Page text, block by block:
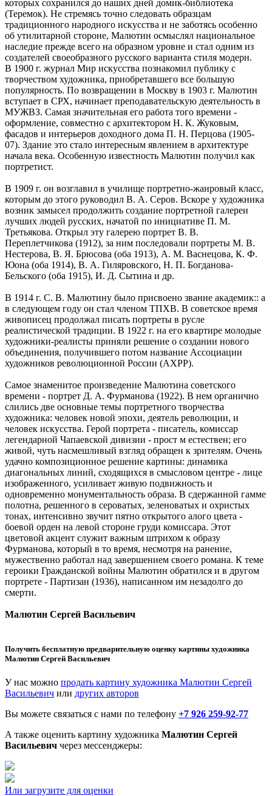
которых сохранился до наших дней домик-библиотека
(Теремок). Не стремясь точно следовать образцам
традиционного народного искусства и не заботясь особенно
об утилитарной стороне, Малютин осмыслял национальное
наследие прежде всего на образном уровне и стал одним из
создателей своеобразного русского варианта стиля модерн.
В 1900 г. журнал Мир искусства познакомил публику с
творчеством художника, приобретавшего все большую
популярность. По возвращении в Москву в 1903 г. Малютин
вступает в СРХ, начинает преподавательскую деятельность в
МУЖВЗ. Самая значительная его работа того времени -
оформление, совместно с архитектором Н. К. Жуковым,
фасадов и интерьеров доходного дома П. Н. Перцова (1905-
07). Здание это стало интересным явлением в архитектуре
начала века. Особенную известность Малютин получил как
портретист.
В 1909 г. он возглавил в училище портретно-жанровый класс,
которым до этого руководил В. А. Серов. Вскоре у художника
возник замысел продолжить создание портретной галереи
лучших людей русских, начатой по инициативе П. М.
Третьякова. Открыл эту галерею портрет В. В.
Переплетчикова (1912), за ним последовали портреты М. В.
Нестерова, В. Я. Брюсова (оба 1913), А. М. Васнецова, К. Ф.
Юона (оба 1914), В. А. Гиляровского, Н. П. Богданова-
Бельского (оба 1915), И. Д. Сытина и др.
В 1914 г. С. В. Малютину было присвоено звание академик:: а
в следующем году он стал членом ТПХВ. В советское время
живописец продолжал писать портреты в русле
реалистической традиции. В 1922 г. на его квартире молодые
художники-реалисты приняли решение о создании нового
объединения, получившего потом название Ассоциации
художников революционной России (АХРР).
Самое знаменитое произведение Малютина советского
времени - портрет Д. А. Фурманова (1922). В нем органично
слились две основные темы портретного творчества
художника: человек новой эпохи, деятель революции, и
человек искусства. Герой портрета - писатель, комиссар
легендарной Чапаевской дивизии - прост м естествен; его
живой, чуть насмешливый взгляд обращен к зрителям. Очень
удачно композиционное решение картины: динамика
диагональных линий, сходящихся в смысловом центре - лице
изображенного, усиливает живую подвижность и
одновременно монументальность образа. В сдержанной гамме
полотна, решенного в сероватых, зеленоватых и охристых
тонах, интенсивно звучит пятно открытого алого цвета -
боевой орден на левой стороне груди комиссара. Этот
цветовой акцент служит важным штрихом к образу
Фурманова, который в то время, несмотря на ранение,
мужественно работал над завершением своего романа. К теме
героики Гражданской войны Малютин обратился и в другом
портрете - Партизан (1936), написанном им незадолго до
смерти.
Малютин Сергей Васильевич
Получить бесплатную предварительную оценку картины художника
Малютин Сергей Васильевич
У нас можно продать картину художника Малютин Сергей
Васильевич или других авторов
Вы можете связаться с нами по телефону +7 926 259-92-77
А также оценить картину художника Малютин Сергей
Васильевич через мессенджеры:
Или загрузите для оценки